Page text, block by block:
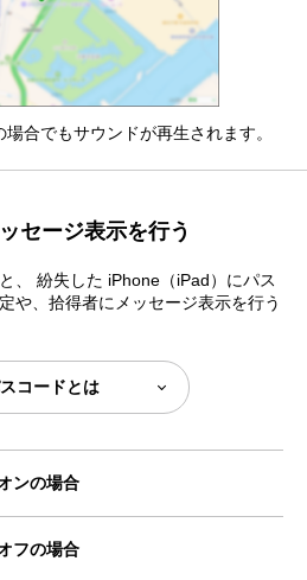
合でもサウンドが再生されます。
セージ表示を行う
、 紛失した iPhone（iPad）にパス
や、拾得者にメッセージ表示を行う
コードとは
ンの場合
フの場合